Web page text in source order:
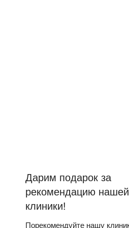
Дарим подарок за
рекомендацию нашей
клиники!
Порекомендуйте нашу